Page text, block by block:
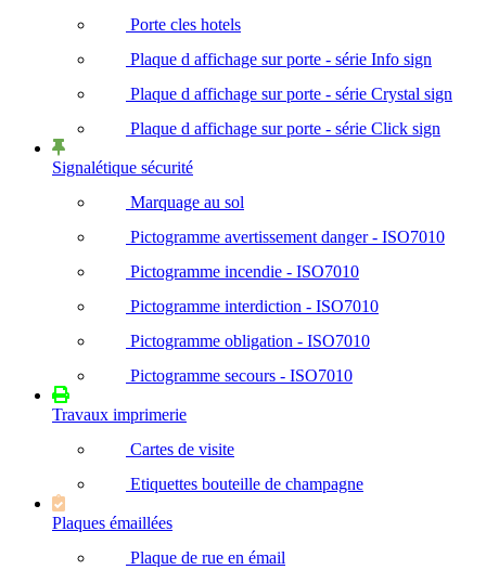
Porte cles hotels
Plaque d affichage sur porte - série Info sign
Plaque d affichage sur porte - série Crystal sign
Plaque d affichage sur porte - série Click sign
Signalétique sécurité
Marquage au sol
Pictogramme avertissement danger - ISO7010
Pictogramme incendie - ISO7010
Pictogramme interdiction - ISO7010
Pictogramme obligation - ISO7010
Pictogramme secours - ISO7010
Travaux imprimerie
Cartes de visite
Etiquettes bouteille de champagne
Plaques émaillées
Plaque de rue en émail